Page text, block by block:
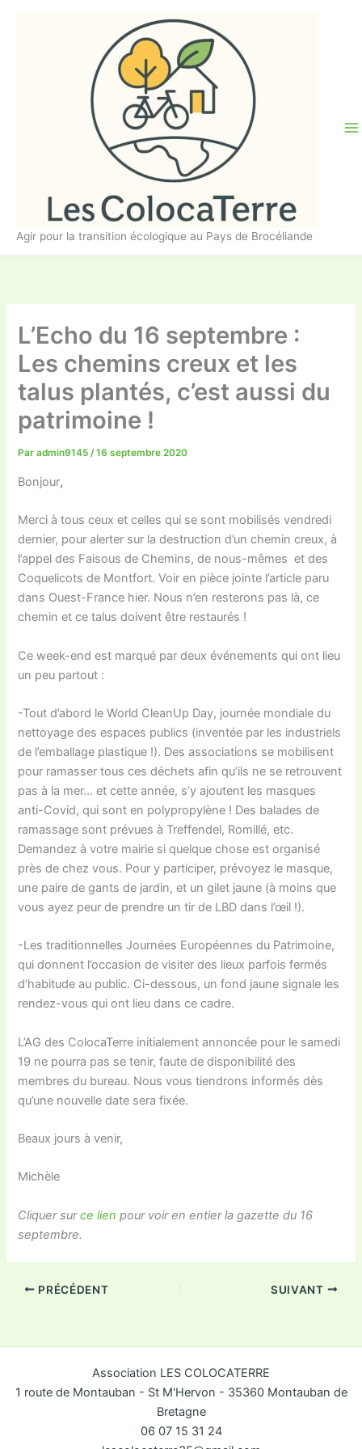
Agir pour la transition écologique au Pays de Brocéliande
L’Echo du 16 septembre :
Les chemins creux et les
talus plantés, c’est aussi du
patrimoine !
Paradmin9145/16 septembre 2020
Bonjour,
Merci à tous ceux et celles qui se sont mobilisés vendredi
dernier, pour alerter sur la destruction d’un chemin creux, à
l’appel des Faisous de Chemins, de nous-mêmes et des
Coquelicots de Montfort. Voir en pièce jointe l’article paru
dans Ouest-France hier. Nous n’en resterons pas là, ce
chemin et ce talus doivent être restaurés !
Ce week-end est marqué par deux événements qui ont lieu
un peu partout :
-Tout d’abord le World CleanUp Day, journée mondiale du
nettoyage des espaces publics (inventée par les industriels
de l’emballage plastique !). Des associations se mobilisent
pour ramasser tous ces déchets afin qu’ils ne se retrouvent
pas à la mer… et cette année, s’y ajoutent les masques
anti-Covid, qui sont en polypropylène ! Des balades de
ramassage sont prévues à Treffendel, Romillé, etc.
Demandez à votre mairie si quelque chose est organisé
près de chez vous. Pour y participer, prévoyez le masque,
une paire de gants de jardin, et un gilet jaune (à moins que
vous ayez peur de prendre un tir de LBD dans l’œil !).
-Les traditionnelles Journées Européennes du Patrimoine,
qui donnent l’occasion de visiter des lieux parfois fermés
d’habitude au public. Ci-dessous, un fond jaune signale les
rendez-vous qui ont lieu dans ce cadre.
L’AG des ColocaTerre initialement annoncée pour le samedi
19 ne pourra pas se tenir, faute de disponibilité des
membres du bureau. Nous vous tiendrons informés dès
qu’une nouvelle date sera fixée.
Beaux jours à venir,
Michèle
Cliquer surce lien pour voir en entier la gazette du 16
septembre.
PRÉCÉDENT SUIVANT
Association LES COLOCATERRE
1 route de Montauban - St M'Hervon - 35360 Montauban de
Bretagne
06 07 15 31 24